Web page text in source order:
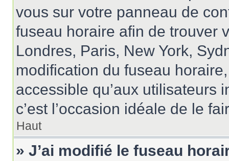
vous sur votre panneau de
fuseau horaire afin de trouver
Londres, Paris, New York,
modification du fuseau
accessible qu’aux utilisateurs
c’est l’occasion idéale de le
Haut
» J’ai modifié le fuseau